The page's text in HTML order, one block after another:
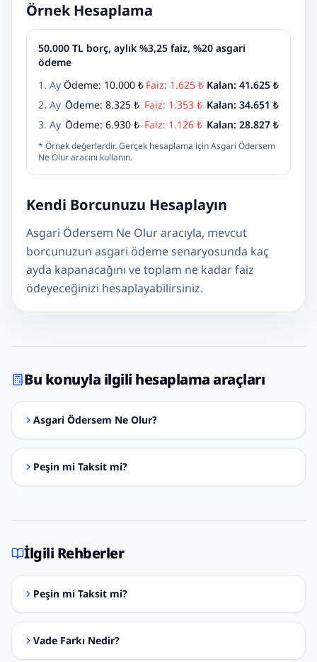
Örnek Hesaplama
50.000 TL borç, aylık %3,25 faiz, %20 asgari
ödeme
1. Ay Ödeme: 10.000 ₺ Faiz: 1.625 ₺ Kalan: 41.625 ₺
2. Ay Ödeme:8.325 ₺ Faiz: 1.353 ₺ Kalan: 34.651 ₺
3. Ay Ödeme:6.930 ₺ Faiz: 1.126 ₺ Kalan: 28.827 ₺
* Örnek değerlerdir. Gerçek hesaplama için Asgari Ödersem
Ne Olur aracını kullanın.
Kendi Borcunuzu Hesaplayın
Asgari Ödersem Ne Olur aracıyla, mevcut
borcunuzun asgari ödeme senaryosunda kaç
ayda kapanacağını ve toplam ne kadar faiz
ödeyeceğinizi hesaplayabilirsiniz.
Bu konuyla ilgili hesaplama araçları
Asgari Ödersem Ne Olur?
Peşin mi Taksit mi?
İlgili Rehberler
Peşin mi Taksit mi?
Vade Farkı Nedir?